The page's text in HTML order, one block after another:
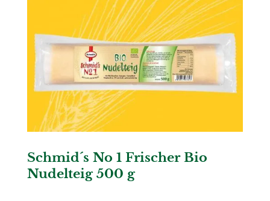
Schmid´s No 1 Frischer Bio
Nudelteig 500 g